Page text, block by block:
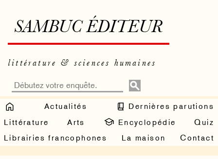
SAMBUC ÉDITEUR
littérature & sciences humaines
Actualités
Dernières parutions
Littérature
Arts Encyclopédie
Quiz
Librairies francophones
La maison Contact